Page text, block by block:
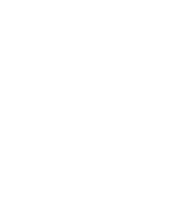
und
Nehmen wird
Protagonistin
können – ohne